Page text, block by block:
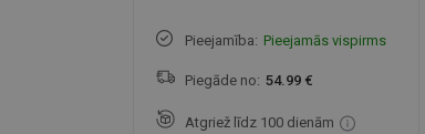
Pieejamība: Pieejamās vispirms
Piegāde no: 54.99 €
Atgriež līdz 100 dienām